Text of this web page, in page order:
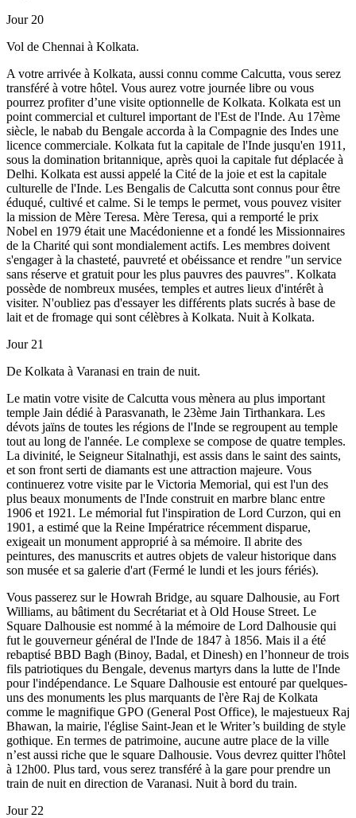
Jour 20
Vol de Chennai à Kolkata.
A votre arrivée à Kolkata, aussi connu comme Calcutta, vous serez
transféré à votre hôtel. Vous aurez votre journée libre ou vous
pourrez profiter d’une visite optionnelle de Kolkata. Kolkata est un
point commercial et culturel important de l'Est de l'Inde. Au 17ème
siècle, le nabab du Bengale accorda à la Compagnie des Indes une
licence commerciale. Kolkata fut la capitale de l'Inde jusqu'en 1911,
sous la domination britannique, après quoi la capitale fut déplacée à
Delhi. Kolkata est aussi appelé la Cité de la joie et est la capitale
culturelle de l'Inde. Les Bengalis de Calcutta sont connus pour être
éduqué, cultivé et calme. Si le temps le permet, vous pouvez visiter
la mission de Mère Teresa. Mère Teresa, qui a remporté le prix
Nobel en 1979 était une Macédonienne et a fondé les Missionnaires
de la Charité qui sont mondialement actifs. Les membres doivent
s'engager à la chasteté, pauvreté et obéissance et rendre "un service
sans réserve et gratuit pour les plus pauvres des pauvres". Kolkata
possède de nombreux musées, temples et autres lieux d'intérêt à
visiter. N'oubliez pas d'essayer les différents plats sucrés à base de
lait et de fromage qui sont célèbres à Kolkata. Nuit à Kolkata.
Jour 21
De Kolkata à Varanasi en train de nuit.
Le matin votre visite de Calcutta vous mènera au plus important
temple Jain dédié à Parasvanath, le 23ème Jain Tirthankara. Les
dévots jaïns de toutes les régions de l'Inde se regroupent au temple
tout au long de l'année. Le complexe se compose de quatre temples.
La divinité, le Seigneur Sitalnathji, est assis dans le saint des saints,
et son front serti de diamants est une attraction majeure. Vous
continuerez votre visite par le Victoria Memorial, qui est l'un des
plus beaux monuments de l'Inde construit en marbre blanc entre
1906 et 1921. Le mémorial fut l'inspiration de Lord Curzon, qui en
1901, a estimé que la Reine Impératrice récemment disparue,
exigeait un monument approprié à sa mémoire. Il abrite des
peintures, des manuscrits et autres objets de valeur historique dans
son musée et sa galerie d'art (Fermé le lundi et les jours fériés).
Vous passerez sur le Howrah Bridge, au square Dalhousie, au Fort
Williams, au bâtiment du Secrétariat et à Old House Street. Le
Square Dalhousie est nommé à la mémoire de Lord Dalhousie qui
fut le gouverneur général de l'Inde de 1847 à 1856. Mais il a été
rebaptisé BBD Bagh (Binoy, Badal, et Dinesh) en l’honneur de trois
fils patriotiques du Bengale, devenus martyrs dans la lutte de l'Inde
pour l'indépendance. Le Square Dalhousie est entouré par quelques-
uns des monuments les plus marquants de l'ère Raj de Kolkata
comme le magnifique GPO (General Post Office), le majestueux Raj
Bhawan, la mairie, l'église Saint-Jean et le Writer’s building de style
gothique. En termes de patrimoine, aucune autre place de la ville
n’est aussi riche que le square Dalhousie. Vous devrez quitter l'hôtel
à 12h00. Plus tard, vous serez transféré à la gare pour prendre un
train de nuit en direction de Varanasi. Nuit à bord du train.
Jour 22